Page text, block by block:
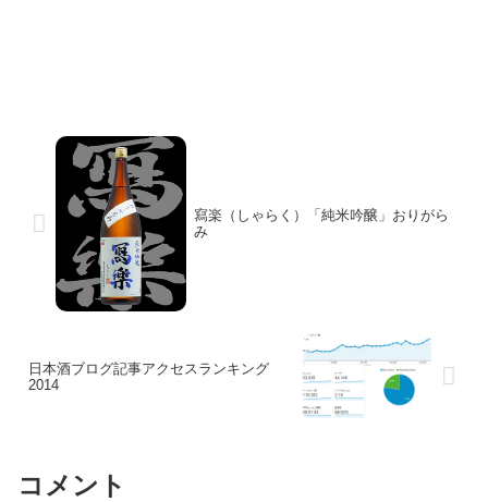
寫楽（しゃらく）「純米吟醸」おりがら
み
日本酒ブログ記事アクセスランキング
2014
コメント